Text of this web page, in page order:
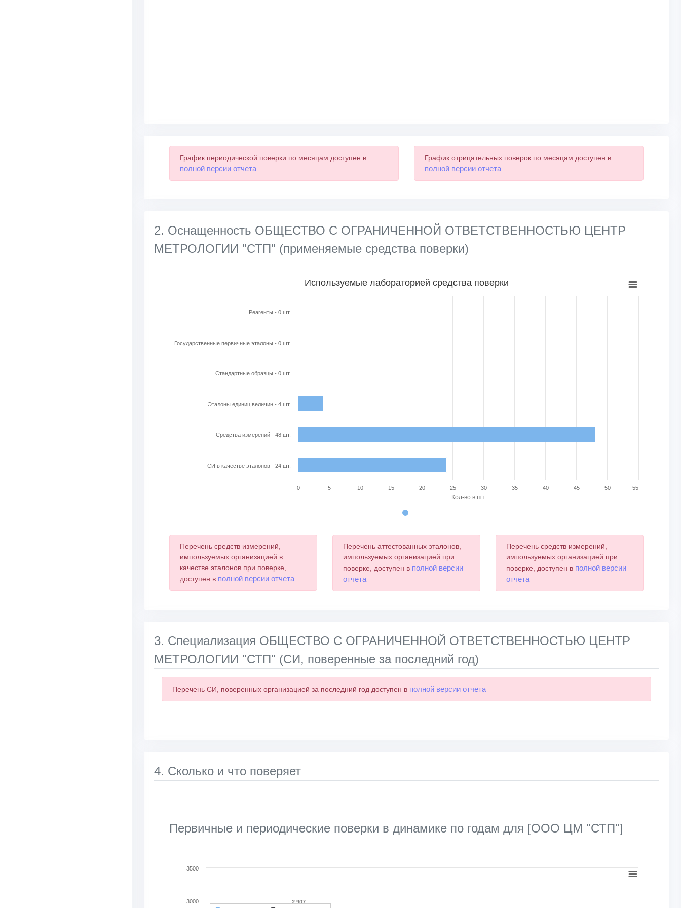
График периодической поверки по месяцам доступен в
полной версии отчета
График отрицательных поверок по месяцам доступен в
полной версии отчета
2. Оснащенность ОБЩЕСТВО С ОГРАНИЧЕННОЙ ОТВЕТСТВЕННОСТЬЮ ЦЕНТР
МЕТРОЛОГИИ "СТП" (применяемые средства поверки)
Кол-во в шт.
Используемые лабораторией средства поверки
Реагенты - 0 шт.
Государственные первичные эталоны - 0 шт.
Стандартные образцы - 0 шт.
Эталоны единиц величин - 4 шт.
Cредства измерений - 48 шт.
СИ в качестве эталонов - 24 шт.
0 5 10 15 20 25 30 35 40 45 50 55
Перечень средств измерений,
импользуемых организацией в
качестве эталонов при поверке,
доступен в полной версии отчета
Перечень аттестованных эталонов,
импользуемых организацией при
поверке, доступен в полной версии
отчета
Перечень средств измерений,
импользуемых организацией при
поверке, доступен в полной версии
отчета
3. Специализация ОБЩЕСТВО С ОГРАНИЧЕННОЙ ОТВЕТСТВЕННОСТЬЮ ЦЕНТР
МЕТРОЛОГИИ "СТП" (СИ, поверенные за последний год)
Перечень СИ, поверенных организацией за последний год доступен в полной версии отчета
4. Сколько и что поверяет
Первичные и периодические поверки в динамике по годам для [ООО ЦМ "СТП"]
Chart
2 907
3000
3500